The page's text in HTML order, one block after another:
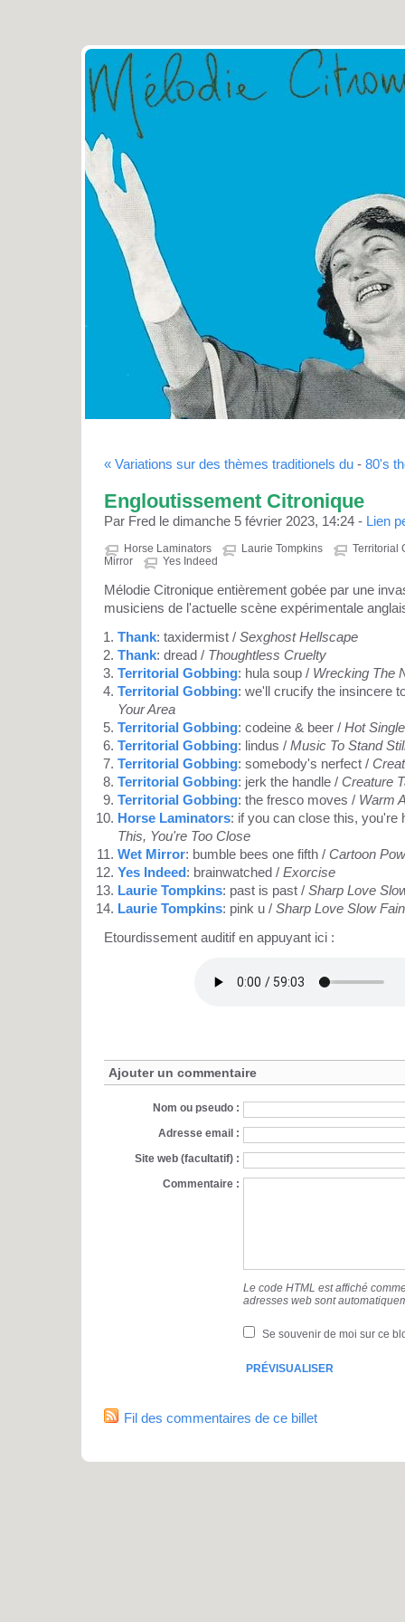
« Variations sur des thèmes traditionels du - 80's
Engloutissement Citronique
Par Fred le dimanche 5 février 2023, 14:24 - Lien
Horse Laminators Laurie Tompkins
Territorial
Mirror
Yes Indeed
Mélodie Citronique entièrement gobée par une
musiciens de l'actuelle scène expérimentale
Thank: taxidermist / Sexghost Hellscape
Thank: dread / Thoughtless Cruelty
Territorial Gobbing: hula soup / Wrecking The
Territorial Gobbing: we'll crucify the insincere
Your Area
Territorial Gobbing: codeine & beer / Hot
Territorial Gobbing: lindus / Music To Stand
Territorial Gobbing: somebody's nerfect /
Territorial Gobbing: jerk the handle / Creature
Territorial Gobbing: the fresco moves / Warm
Horse Laminators: if you can close this, you're
This, You're Too Close
Wet Mirror: bumble bees one fifth / Cartoon
Yes Indeed: brainwatched / Exorcise
Laurie Tompkins: past is past / Sharp Love
Laurie Tompkins: pink u / Sharp Love Slow
Etourdissement auditif en appuyant ici :
Ajouter un commentaire
Nom ou pseudo :
Adresse email :
Site web (facultatif) :
Commentaire :
Le code HTML est affiché
adresses web sont
Se souvenir de moi sur ce
Fil des commentaires de ce billet